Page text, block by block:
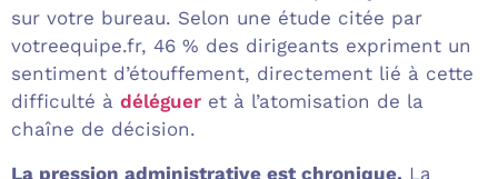
sur votre bureau. Selon une étude citée par
votreequipe.fr, 46 % des dirigeants expriment un
sentiment d’étouffement, directement lié à cette
difficulté à déléguer et à l’atomisation de la
chaîne de décision.
La pression administrative est chronique. La